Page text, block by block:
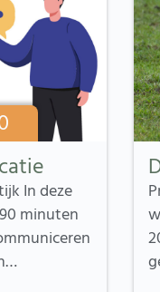
In deze
minuten